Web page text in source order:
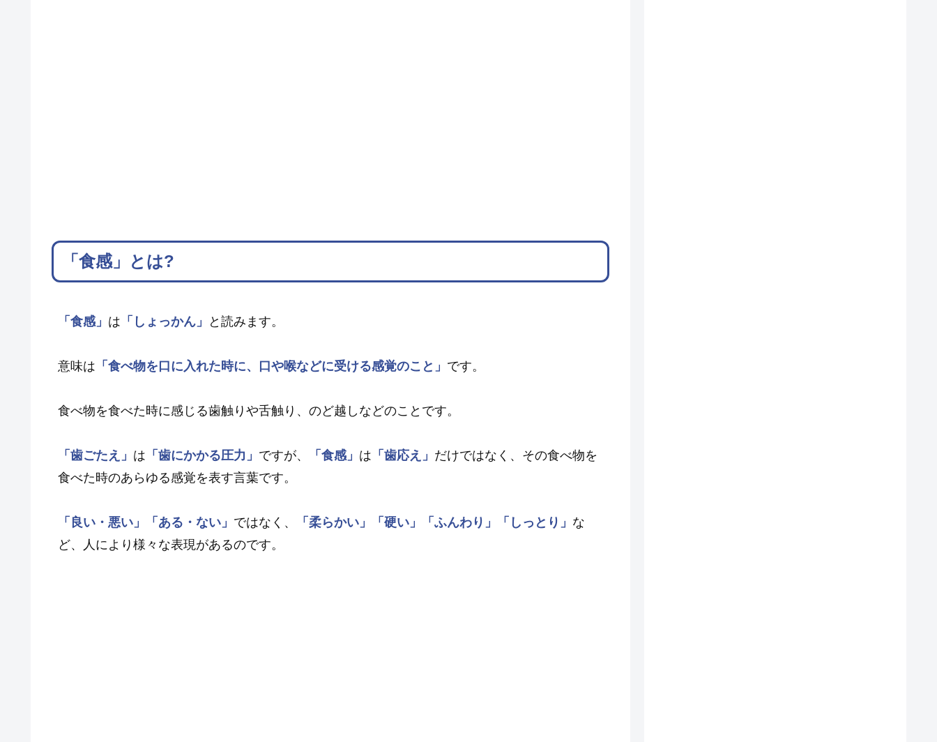
「食感」とは?
「食感」 は 「しょっかん」 と読みます。
意味は 「食べ物を口に入れた時に、口や喉などに受ける感覚のこと」 です。
食べ物を食べた時に感じる歯触りや舌触り、のど越しなどのことです。
「歯ごたえ」 は 「歯にかかる圧力」 ですが、 「食感」 は 「歯応え」 だけではなく、その食べ物を
食べた時のあらゆる感覚を表す言葉です。
「良い・悪い」 「ある・ない」 ではなく、 「柔らかい」 「硬い」 「ふんわり」 「しっとり」 な
ど、人により様々な表現があるのです。